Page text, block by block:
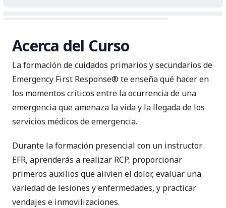
Acerca del Curso
La formación de cuidados primarios y secundarios de
Emergency First Response® te enseña qué hacer en
los momentos críticos entre la ocurrencia de una
emergencia que amenaza la vida y la llegada de los
servicios médicos de emergencia.
Durante la formación presencial con un instructor
EFR, aprenderás a realizar RCP, proporcionar
primeros auxilios que alivien el dolor, evaluar una
variedad de lesiones y enfermedades, y practicar
vendajes e inmovilizaciones.